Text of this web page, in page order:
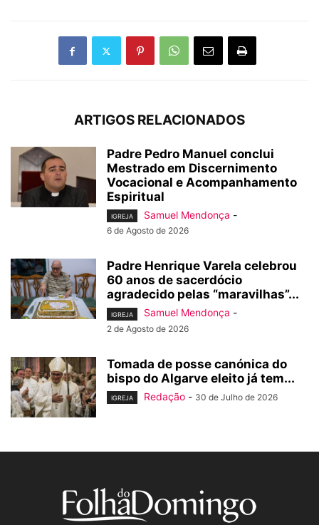
ARTIGOS RELACIONADOS
Padre Pedro Manuel conclui
Mestrado em Discernimento
Vocacional e Acompanhamento
Espiritual
IGREJA Samuel Mendonça -
6 de Agosto de 2026
Padre Henrique Varela celebrou
60 anos de sacerdócio
agradecido pelas “maravilhas”...
IGREJA Samuel Mendonça -
2 de Agosto de 2026
Tomada de posse canónica do
bispo do Algarve eleito já tem...
IGREJA Redação - 30 de Julho de 2026